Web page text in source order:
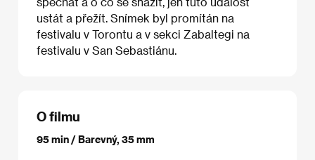
ustát a přežít. Snímek byl promítán na
festivalu v Torontu a v sekci Zabaltegi na
festivalu v San Sebastiánu.
O filmu
95 min / Barevný, 35 mm